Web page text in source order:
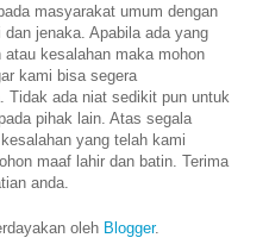
masyarakat umum dengan
jenaka. Apabila ada yang
atau kesalahan maka mohon
kami bisa segera
Tidak ada niat sedikit pun untuk
pihak lain. Atas segala
yang telah kami
maaf lahir dan batin. Terima
anda.
oleh Blogger.